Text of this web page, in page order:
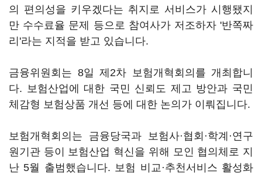
의 편의성을 키우겠다는 취지로 서비스가 시행됐지
만 수수료율 문제 등으로 참여사가 저조하자 '반쪽짜
리'라는 지적을 받고 있습니다.
금융위원회는 8일 제2차 보험개혁회의를 개최합니
다. 보험산업에 대한 국민 신뢰도 제고 방안과 국민
체감형 보험상품 개선 등에 대한 논의가 이뤄집니다.
보험개혁회의는 금융당국과 보험사·협회·학계·연구
원기관 등이 보험산업 혁신을 위해 모인 협의체로 지
난 5월 출범했습니다. 보험 비교·추천서비스 활성화